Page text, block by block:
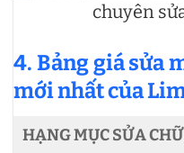
chuyên
4. Bảng giá sửa
mới nhất của
HẠNG MỤC SỬA